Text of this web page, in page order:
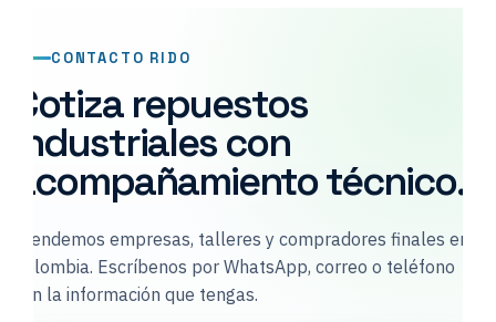
CONTACTO RIDO
Cotiza repuestos
industriales con
acompañamiento técnico.
Atendemos empresas, talleres y compradores finales en
Colombia. Escríbenos por WhatsApp, correo o teléfono
con la información que tengas.